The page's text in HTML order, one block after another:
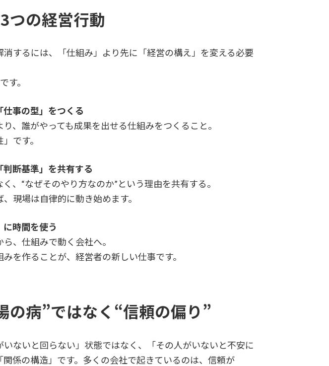
つの経営行動
消するには、「仕組み」より先に「経営の構え」を変える必要
す。
仕事の型」をつくる
、誰がやっても成果を出せる仕組みをつくること。
です。
断基準」を共有する
、“なぜそのやり方なのか”という理由を共有する。
現場は自律的に動き始めます。
時間を使う
、仕組みで動く会社へ。
を作ることが、経営者の新しい仕事です。
の病”ではなく“信頼の偏り”
ないと回らない」状態ではなく、「その人がいないと不安に
係の構造」です。多くの会社で起きているのは、信頼が